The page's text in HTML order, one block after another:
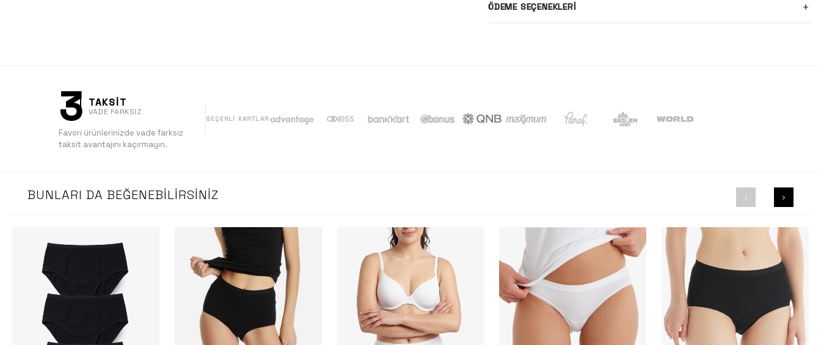
ÖDEME SEÇENEKLERI
3 TAKSİT
VADE FARKSIZ
Favori ürünlerinizde vade farksız
taksit avantajını kaçırmayın.
GEÇERLI KARTLAR
BUNLARI DA BEĞENEBILIRSINIZ